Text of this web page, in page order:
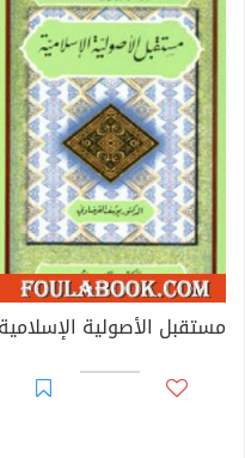
مستقبل الأصولية الإسلامية